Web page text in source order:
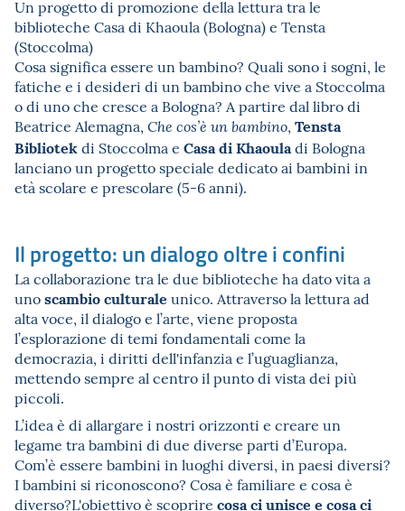
Un progetto di promozione della lettura tra le
biblioteche Casa di Khaoula (Bologna) e Tensta
(Stoccolma)
Cosa significa essere un bambino? Quali sono i sogni, le
fatiche e i desideri di un bambino che vive a Stoccolma
o di uno che cresce a Bologna? A partire dal libro di
Beatrice Alemagna, Che cos’è un bambino, Tensta
Bibliotekdi Stoccolma e Casa di Khaouladi Bologna
lanciano un progetto speciale dedicato ai bambini in
età scolare e prescolare (5-6 anni).
Il progetto: un dialogo oltre i confini
La collaborazione tra le due biblioteche ha dato vita a
unoscambio culturale unico. Attraverso la lettura ad
alta voce, il dialogo e l’arte, viene proposta
l’esplorazione di temi fondamentali come la
democrazia, i diritti dell'infanzia e l’uguaglianza,
mettendo sempre al centro il punto di vista dei più
piccoli.
L’idea è di allargare i nostri orizzonti e creare un
legame tra bambini di due diverse parti d’Europa.
Com’è essere bambini in luoghi diversi, in paesi diversi?
I bambini si riconoscono? Cosa è familiare e cosa è
diverso?L'obiettivo è scoprire cosa ci unisce e cosa ci